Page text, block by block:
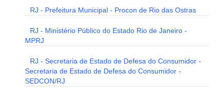
RJ - Prefeitura Municipal - Procon de Rio das Ostras
RJ - Ministério Público do Estado Rio de Janeiro -
MPRJ
RJ - Secretaria de Estado de Defesa do Consumidor -
Secretaria de Estado de Defesa do Consumidor -
SEDCON/RJ